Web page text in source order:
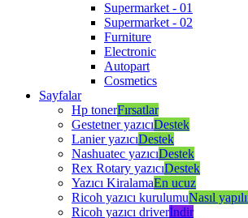
Supermarket - 01
Supermarket - 02
Furniture
Electronic
Autopart
Cosmetics
Sayfalar
Hp tonerFırsatlar
Gestetner yazıcıDestek
Lanier yazıcıDestek
Nashuatec yazıcıDestek
Rex Rotary yazıcıDestek
Yazıcı KiralamaEn ucuz
Ricoh yazıcı kurulumuNasıl
Ricoh yazıcı driverİndir